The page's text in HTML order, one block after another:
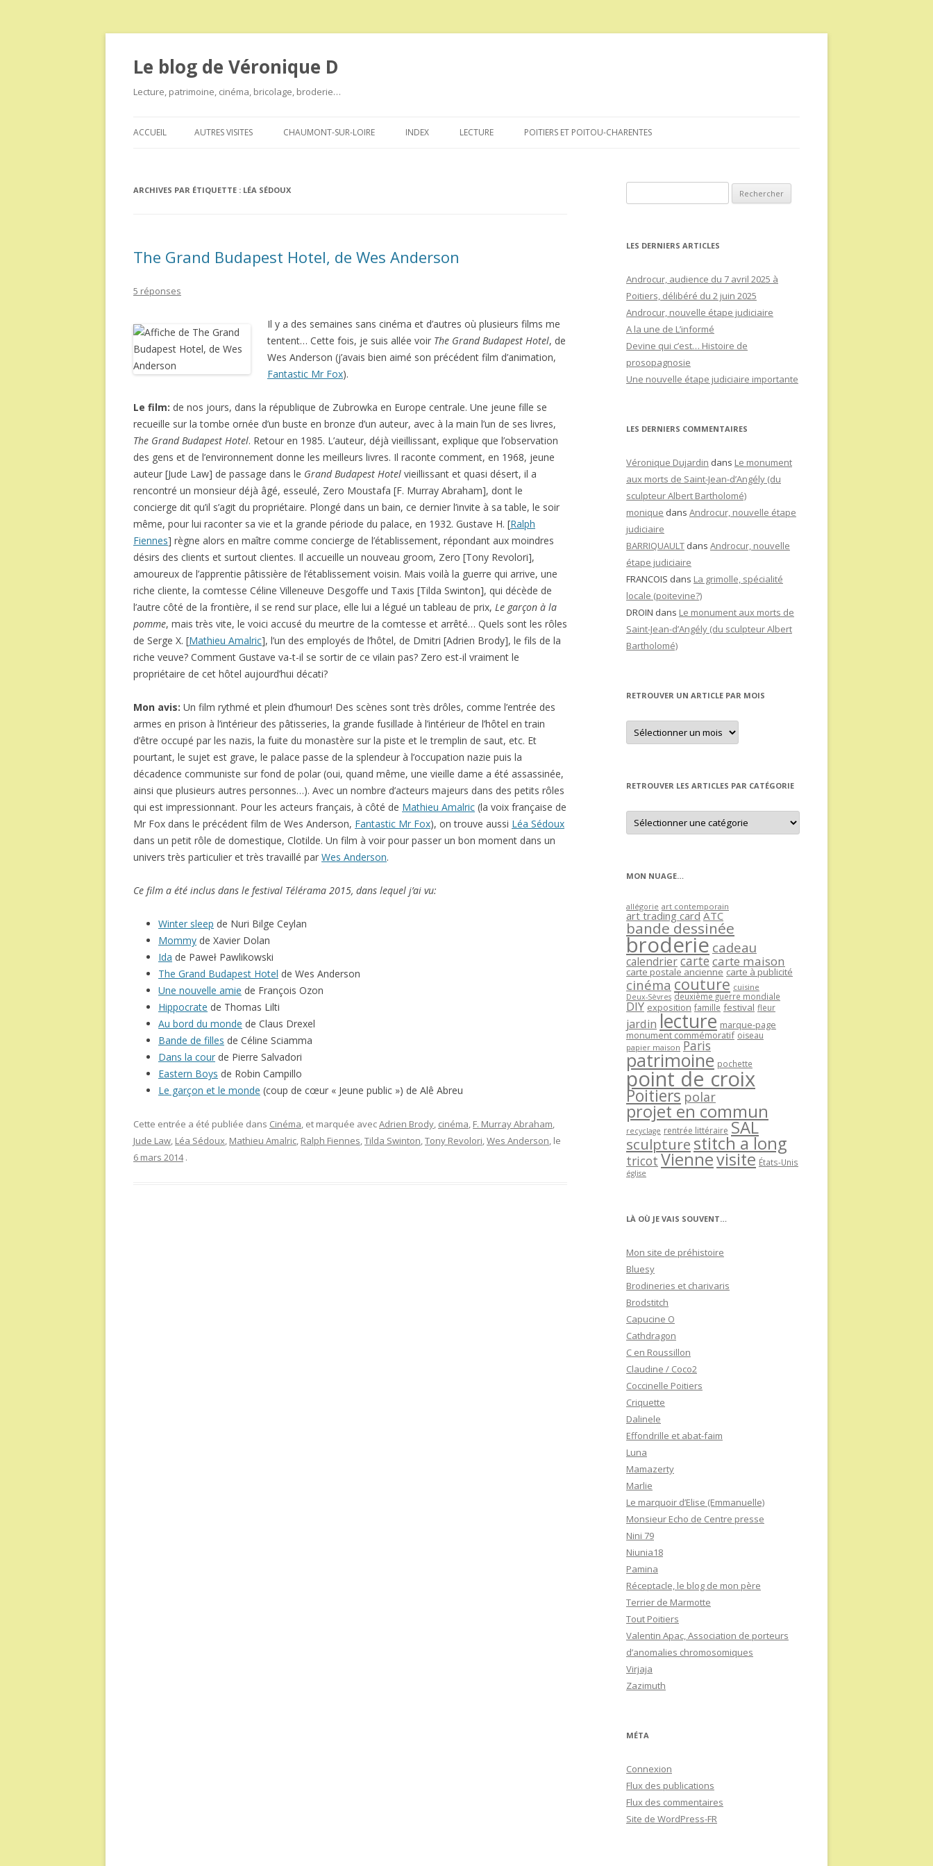
Le blog de Véronique D
Lecture, patrimoine, cinéma, bricolage, broderie…
au
ACCUEIL AUTRES VISITES CHAUMONT-SUR-LOIRE INDEX LECTURE POITIERS ET POITOU-CHARENTES
ARCHIVES PAR ÉTIQUETTE : LÉA SÉDOUX
The Grand Budapest Hotel, de Wes Anderson
5 réponses
Il y a des semaines sans cinéma et d’autres où plusieurs films me
tentent… Cette fois, je suis allée voir The Grand Budapest Hotel, de
Wes Anderson (j’avais bien aimé son précédent film d’animation,
Fantastic Mr Fox).
Le film: de nos jours, dans la république de Zubrowka en Europe centrale. Une jeune fille se
recueille sur la tombe ornée d’un buste en bronze d’un auteur, avec à la main l’un de ses livres,
The Grand Budapest Hotel. Retour en 1985. L’auteur, déjà vieillissant, explique que l’observation
des gens et de l’environnement donne les meilleurs livres. Il raconte comment, en 1968, jeune
auteur [Jude Law] de passage dans le Grand Budapest Hotel vieillissant et quasi désert, il a
rencontré un monsieur déjà âgé, esseulé, Zero Moustafa [F. Murray Abraham], dont le
concierge dit qu’il s’agit du propriétaire. Plongé dans un bain, ce dernier l’invite à sa table, le soir
même, pour lui raconter sa vie et la grande période du palace, en 1932. Gustave H. [Ralph
Fiennes] règne alors en maître comme concierge de l’établissement, répondant aux moindres
désirs des clients et surtout clientes. Il accueille un nouveau groom, Zero [Tony Revolori],
amoureux de l’apprentie pâtissière de l’établissement voisin. Mais voilà la guerre qui arrive, une
riche cliente, la comtesse Céline Villeneuve Desgoffe und Taxis [Tilda Swinton], qui décède de
l’autre côté de la frontière, il se rend sur place, elle lui a légué un tableau de prix, Le garçon à la
pomme, mais très vite, le voici accusé du meurtre de la comtesse et arrêté… Quels sont les rôles
de Serge X. [Mathieu Amalric], l’un des employés de l’hôtel, de Dmitri [Adrien Brody], le fils de la
riche veuve? Comment Gustave va-t-il se sortir de ce vilain pas? Zero est-il vraiment le
propriétaire de cet hôtel aujourd’hui décati?
Mon avis: Un film rythmé et plein d’humour! Des scènes sont très drôles, comme l’entrée des
armes en prison à l’intérieur des pâtisseries, la grande fusillade à l’intérieur de l’hôtel en train
d’être occupé par les nazis, la fuite du monastère sur la piste et le tremplin de saut, etc. Et
pourtant, le sujet est grave, le palace passe de la splendeur à l’occupation nazie puis la
décadence communiste sur fond de polar (oui, quand même, une vieille dame a été assassinée,
ainsi que plusieurs autres personnes…). Avec un nombre d’acteurs majeurs dans des petits rôles
qui est impressionnant. Pour les acteurs français, à côté de Mathieu Amalric (la voix française de
Mr Fox dans le précédent film de Wes Anderson, Fantastic Mr Fox), on trouve aussi Léa Sédoux
dans un petit rôle de domestique, Clotilde. Un film à voir pour passer un bon moment dans un
univers très particulier et très travaillé par Wes Anderson.
Ce film a été inclus dans le festival Télérama 2015, dans lequel j’ai vu:
Winter sleep de Nuri Bilge Ceylan
Mommy de Xavier Dolan
Ida de Paweł Pawlikowski
The Grand Budapest Hotel de Wes Anderson
Une nouvelle amie de François Ozon
Hippocrate de Thomas Lilti
Au bord du monde de Claus Drexel
Bande de filles de Céline Sciamma
Dans la cour de Pierre Salvadori
Eastern Boys de Robin Campillo
Le garçon et le monde (coup de cœur « Jeune public ») de Alê Abreu
Cette entrée a été publiée dans Cinéma, et marquée avecAdrien Brody, cinéma, F. Murray Abraham,
Jude Law, Léa Sédoux, Mathieu Amalric, Ralph Fiennes,Tilda Swinton,Tony Revolori,Wes Anderson, le
6 mars 2014 .
LES DERNIERS ARTICLES
Androcur, audience du 7 avril 2025 à
Poitiers, délibéré du 2 juin 2025
Androcur, nouvelle étape judiciaire
A la une de L’informé
Devine qui c’est… Histoire de
prosopagnosie
Une nouvelle étape judiciaire importante
LES DERNIERS COMMENTAIRES
Véronique Dujardin dans Le monument
aux morts de Saint-Jean-d’Angély (du
sculpteur Albert Bartholomé)
monique dans Androcur, nouvelle étape
judiciaire
BARRIQUAULT dans Androcur, nouvelle
étape judiciaire
FRANCOIS dans La grimolle, spécialité
locale (poitevine?)
DROIN dans Le monument aux morts de
Saint-Jean-d’Angély (du sculpteur Albert
Bartholomé)
RETROUVER UN ARTICLE PAR MOIS
Retrouver
un
article
RETROUVER LES ARTICLES PAR CATÉGORIE
Retrouver
les
articles
MON NUAGE…
allégorie art contemporain
art trading card ATC
bande dessinée
broderie cadeau
calendriercartecarte maison
carte postale ancienne carte à publicité
cinéma couture cuisine
Deux-Sèvres deuxième guerre mondiale
DIY exposition famille festival fleur
jardin lecture marque-page
monument commémoratif oiseau
papier maison Paris
patrimoine pochette
point de croix
Poitiers polar
projet en commun
recyclage rentrée littéraire SAL
sculpture stitch a long
tricot Viennevisite États-Unis
église
LÀ OÙ JE VAIS SOUVENT…
Mon site de préhistoire
Bluesy
Brodineries et charivaris
Brodstitch
Capucine O
Cathdragon
C en Roussillon
Claudine / Coco2
Coccinelle Poitiers
Criquette
Dalinele
Effondrille et abat-faim
Luna
Mamazerty
Marlie
Le marquoir d’Elise (Emmanuelle)
Monsieur Echo de Centre presse
Nini 79
Niunia18
Pamina
Réceptacle, le blog de mon père
Terrier de Marmotte
Tout Poitiers
Valentin Apac, Association de porteurs
d’anomalies chromosomiques
Virjaja
Zazimuth
MÉTA
Connexion
Flux des publications
Flux des commentaires
Site de WordPress-FR